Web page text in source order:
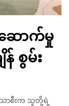
ောက်မှု
စွမ်း
ာစီးက သူတို့ရဲ့